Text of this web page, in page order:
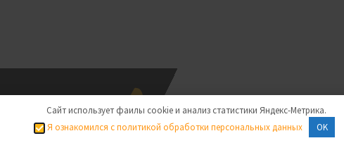
Права защищены
Сайт использует фаилы cookie и анализ статистики Яндекс-Метрика.
Я ознакомился с политикой обработки персональных данных
OK